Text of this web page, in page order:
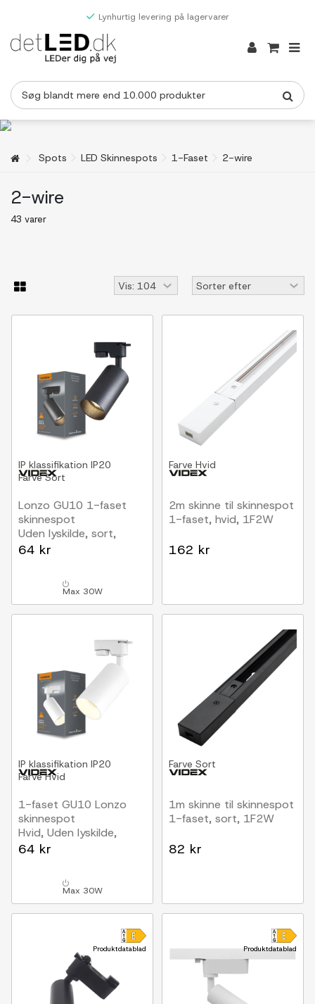
Lynhurtig levering på lagervarer
Spots LED Skinnespots 1-Faset 2-wire
2-wire
43 varer
IP klassifikation IP20
FarveSort
Lonzo GU10 1-faset
skinnespot
Uden lyskilde, sort,
1F2W
64 kr
Max 30W
Farve Hvid
2m skinne til skinnespot
1-faset, hvid, 1F2W
162 kr
IP klassifikation IP20
FarveHvid
1-faset GU10 Lonzo
skinnespot
Hvid, Uden lyskilde,
1F2W
64 kr
Max 30W
Farve Sort
1m skinne til skinnespot
1-faset, sort, 1F2W
82 kr
Produktdatablad Produktdatablad